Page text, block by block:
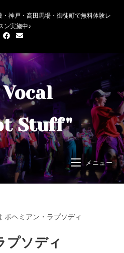
神戸・高田馬場・御徒町で無料体験レ
ン実施中♪
Stuff"
メニュー
プソディ